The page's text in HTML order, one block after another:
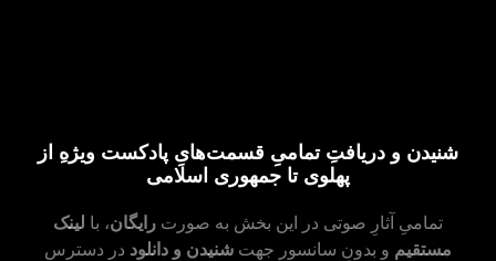
8 شهریور 1404
شنیدن و دریافتِ تمامیِ قسمت‌هایِ پادکست ویژهِ از
پهلوی تا جمهوری اسلامی
تمامیِ آثارِ صوتی در این بخش به صورت رایگان، با لینک
مستقیم و بدونِ سانسور جهت شنیدن و دانلود در دسترسِ